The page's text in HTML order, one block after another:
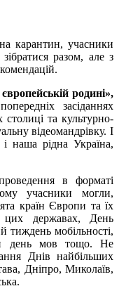
карантин, учасники
разом, але з
родині»,
засіданнях
столиці та культурно-
відеомандрівку. І
наша рідна Україна,
в форматі
учасники могли,
країн Європи та їх
державах, День
тиждень мобільності,
день мов тощо. Не
Днів найбільших
Дніпро, Миколаїв,